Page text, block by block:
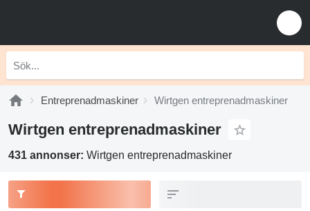
Entreprenadmaskiner Wirtgen entreprenadmaskiner
Wirtgen entreprenadmaskiner
431 annonser: Wirtgen entreprenadmaskiner